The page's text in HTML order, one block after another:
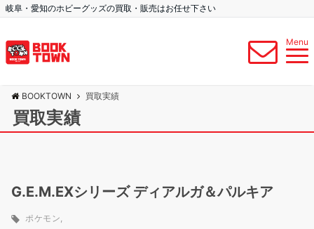
岐阜・愛知のホビーグッズの買取・販売はお任せ下さい
Menu
BOOKTOWN 買取実績
買取実績
G.E.M.EXシリーズ ディアルガ＆パルキア
ポケモン